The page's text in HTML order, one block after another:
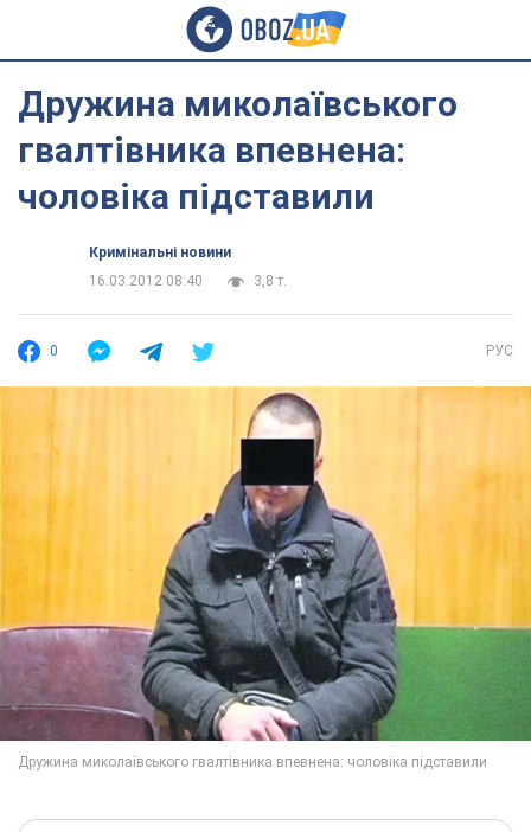
Дружина миколаївського
гвалтівника впевнена:
чоловіка підставили
Кримінальні новини
16.03.2012 08:40
3,8 т.
0 РУС